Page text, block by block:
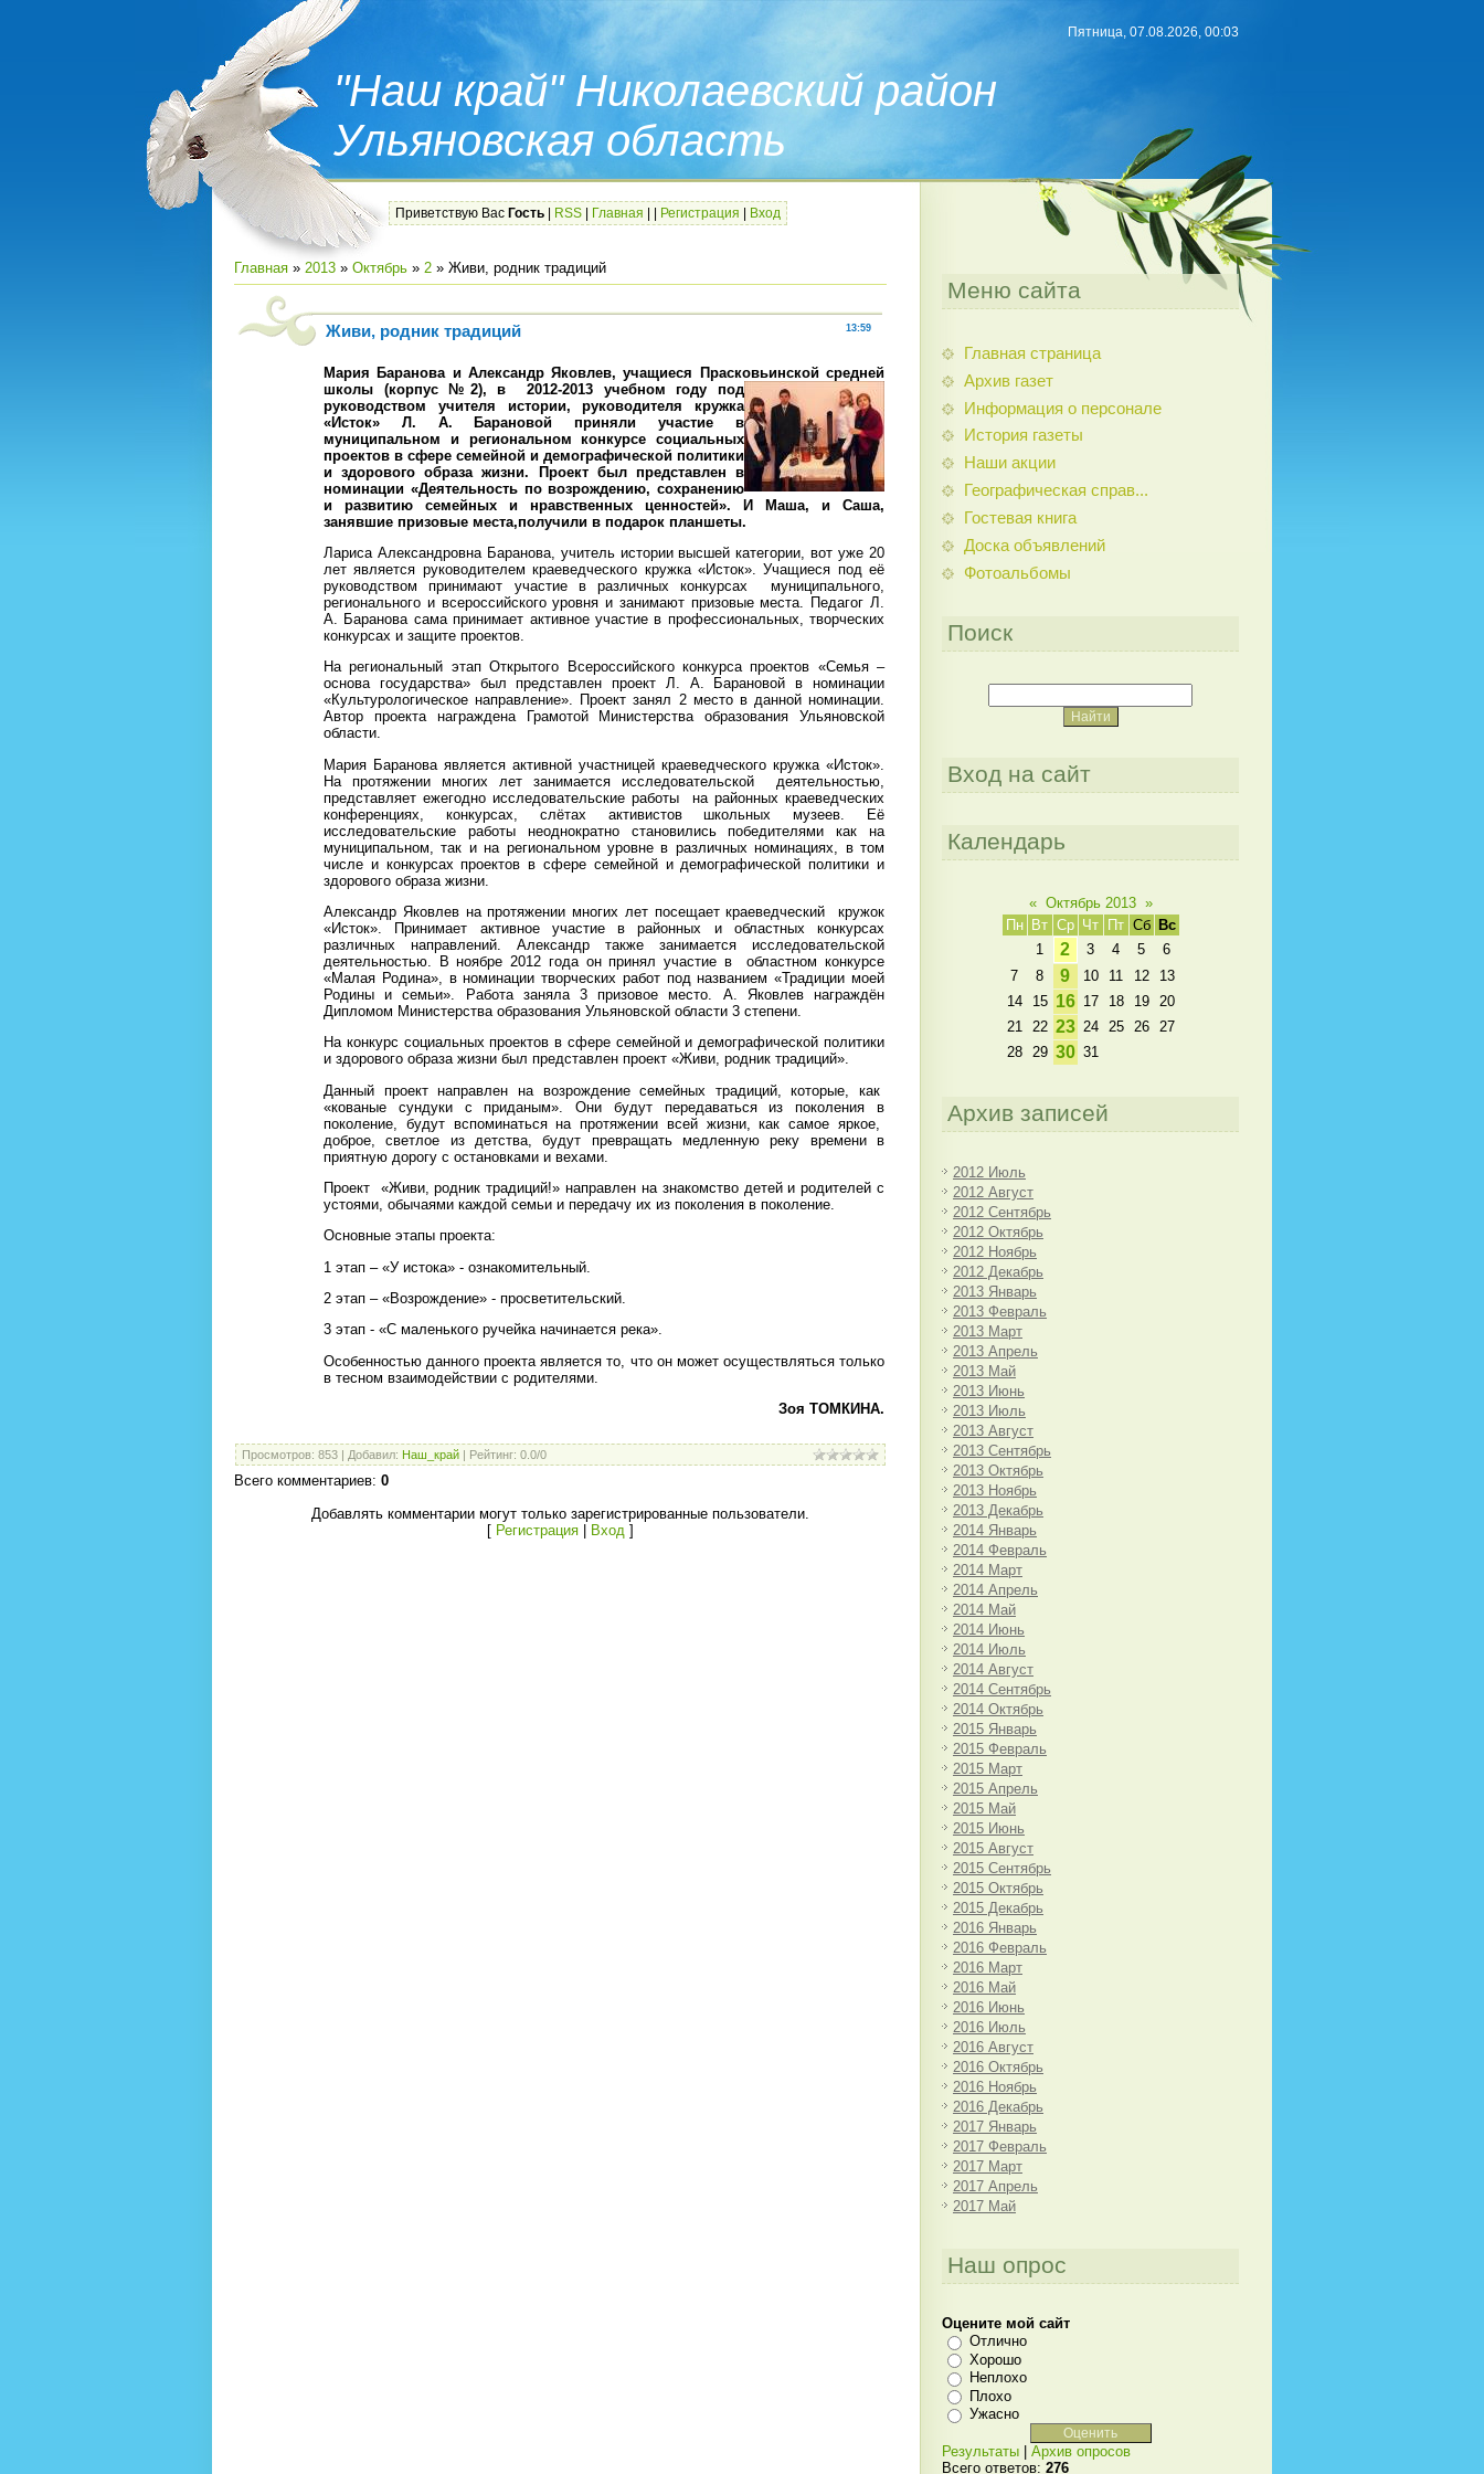
"Наш край" Николаевский район
Ульяновская область
Пятница, 07.08.2026, 00:03
Приветствую Вас Гость RSS Главная Регистрация Вход
Главная » 2013 » Октябрь » 2 » Живи, родник традиций
13:59
Живи, родник традиций
Мария Баранова и Александр Яковлев, учащиеся Прасковьинской средней
школы (корпус №2), в
2012-2013 учебном году под
руководством учителя истории, руководителя кружка
«Исток» Л. А. Барановой приняли участие в
муниципальном и региональном конкурсе социальных
проектов в сфере семейной и демографической политики
и здорового образа жизни. Проект был представлен в
номинации «Деятельность по возрождению, сохранению
и развитию семейных и нравственных ценностей». И Маша, и Саша,
занявшие призовые места,получили в подарок планшеты.
Лариса Александровна Баранова, учитель истории высшей категории, вот уже 20
лет является руководителем краеведческого кружка «Исток». Учащиеся под её
руководством принимают участие в различных конкурсах
муниципального,
регионального и всероссийского уровня и занимают призовые места. Педагог Л.
А. Баранова сама принимает активное участие в профессиональных, творческих
конкурсах и защите проектов.
На региональный этап Открытого Всероссийского конкурса проектов «Семья –
основа государства» был представлен проект Л. А. Барановой в номинации
«Культурологическое направление». Проект занял 2 место в данной номинации.
Автор проекта награждена Грамотой Министерства образования Ульяновской
области.
Мария Баранова является активной участницей краеведческого кружка «Исток».
На протяжении многих лет занимается исследовательской
деятельностью,
представляет ежегодно исследовательские работы
на районных краеведческих
конференциях, конкурсах, слётах активистов школьных музеев. Её
исследовательские работы неоднократно становились победителями как на
муниципальном, так и на региональном уровне в различных номинациях, в том
числе и конкурсах проектов в сфере семейной и демографической политики и
здорового образа жизни.
Александр Яковлев на протяжении многих лет посещает краеведческий
кружок
«Исток». Принимает активное участие в районных и областных конкурсах
различных направлений. Александр также занимается исследовательской
деятельностью. В ноябре 2012 года он принял участие в
областном конкурсе
«Малая Родина», в номинации творческих работ под названием «Традиции моей
Родины и семьи». Работа заняла 3 призовое место. А. Яковлев награждён
Дипломом Министерства образования Ульяновской области 3 степени.
На конкурс социальных проектов в сфере семейной и демографической политики
и здорового образа жизни был представлен проект «Живи, родник традиций».
Данный проект направлен на возрождение семейных традиций, которые, как
«кованые сундуки с приданым». Они будут передаваться из поколения в
поколение, будут вспоминаться на протяжении всей жизни, как самое яркое,
доброе, светлое из детства, будут превращать медленную реку времени в
приятную дорогу с остановками и вехами.
Проект
«Живи, родник традиций!» направлен на знакомство детей и родителей с
устоями, обычаями каждой семьи и передачу их из поколения в поколение.
Основные этапы проекта:
1 этап – «У истока» - ознакомительный.
2 этап – «Возрождение» - просветительский.
3 этап - «С маленького ручейка начинается река».
Особенностью данного проекта является то, что он может осуществляться только
в тесном взаимодействии с родителями.
Зоя ТОМКИНА.
Просмотров: 853 Добавил: Наш_край Рейтинг: 0.0/0
Всего комментариев: 0
Добавлять комментарии могут только зарегистрированные пользователи.
[ Регистрация Вход ]
Меню сайта
Главная страница
Архив газет
Информация о персонале
История газеты
Наши акции
Географическая справ...
Гостевая книга
Доска объявлений
Фотоальбомы
Поиск
Вход на сайт
Календарь
« Октябрь 2013 »
Пн
Вт Ср Чт Пт Сб
Вс
1
2 3 4 5
6
7
8 9 10 11 12
13
14
15 16 17 18 19
20
21
22 23 24 25 26
27
28
29 30 31
Архив записей
2012 Июль
2012 Август
2012 Сентябрь
2012 Октябрь
2012 Ноябрь
2012 Декабрь
2013 Январь
2013 Февраль
2013 Март
2013 Апрель
2013 Май
2013 Июнь
2013 Июль
2013 Август
2013 Сентябрь
2013 Октябрь
2013 Ноябрь
2013 Декабрь
2014 Январь
2014 Февраль
2014 Март
2014 Апрель
2014 Май
2014 Июнь
2014 Июль
2014 Август
2014 Сентябрь
2014 Октябрь
2015 Январь
2015 Февраль
2015 Март
2015 Апрель
2015 Май
2015 Июнь
2015 Август
2015 Сентябрь
2015 Октябрь
2015 Декабрь
2016 Январь
2016 Февраль
2016 Март
2016 Май
2016 Июнь
2016 Июль
2016 Август
2016 Октябрь
2016 Ноябрь
2016 Декабрь
2017 Январь
2017 Февраль
2017 Март
2017 Апрель
2017 Май
Наш опрос
Оцените мой сайт
Отлично
Хорошо
Неплохо
Плохо
Ужасно
Результаты
Архив опросов
Всего ответов: 276